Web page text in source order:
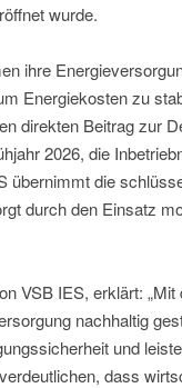
wurde.
ihre
Energiekosten zu
direkten Beitrag zur
2026, die
übernimmt die
durch den Einsatz
VSB IES, erklärt:
nachhaltig
und
dass